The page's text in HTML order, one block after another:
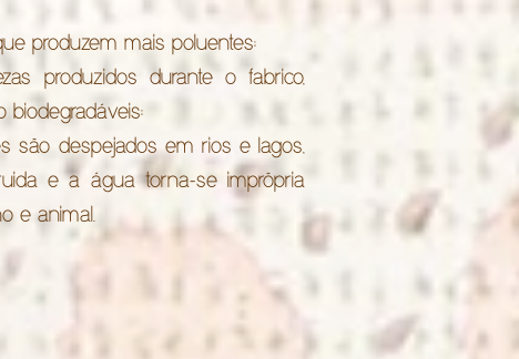
produzem mais poluentes;
produzidos durante o fabrico,
biodegradáveis;
são despejados em rios e lagos,
e a água torna-se impröpria
e animal.